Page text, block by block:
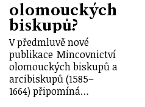
olomouckých
biskupů?
V předmluvě nové
publikace Mincovnictví
olomouckých biskupů a
arcibiskupů (1585–
1664) připomíná…